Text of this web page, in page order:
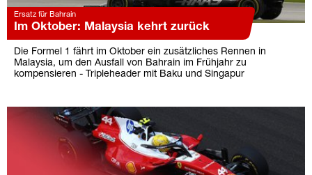
Ersatz für Bahrain
Im Oktober: Malaysia kehrt zurück
Die Formel 1 fährt im Oktober ein zusätzliches Rennen in
Malaysia, um den Ausfall von Bahrain im Frühjahr zu
kompensieren - Tripleheader mit Baku und Singapur